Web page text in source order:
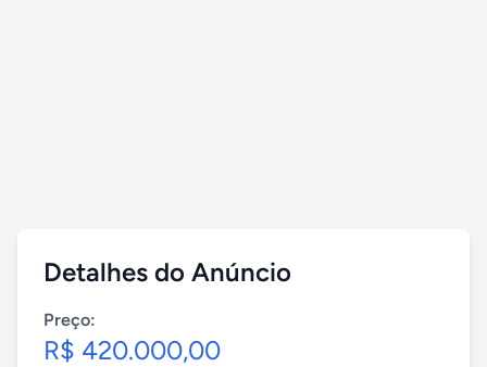
Detalhes do Anúncio
Preço:
R$ 420.000,00